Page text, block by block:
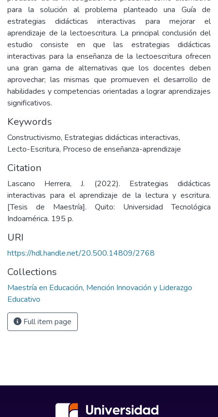
para la solución al problema planteado una Guía de
estrategias didácticas interactivas para mejorar el
aprendizaje de la lectoescritura. La principal conclusión del
estudio consiste en que las estrategias didácticas
interactivas para la enseñanza de la lectoescritura ofrecen
una gran gama de alternativas que los docentes deben
aprovechar; las mismas que promueven el desarrollo de
habilidades y competencias orientadas a lograr aprendizajes
significativos.
Keywords
Constructivismo, Estrategias didácticas interactivas,
Lecto-Escritura, Proceso de enseñanza-aprendizaje
Citation
Lascano Herrera, J. (2022). Estrategias didácticas
interactivas para el aprendizaje de la lectura y escritura.
[Tesis de Maestría]. Quito: Universidad Tecnológica
Indoamérica. 195 p.
URI
https://hdl.handle.net/20.500.14809/2768
Collections
Maestría en Educación, Mención Innovación y Liderazgo
Educativo
Full item page